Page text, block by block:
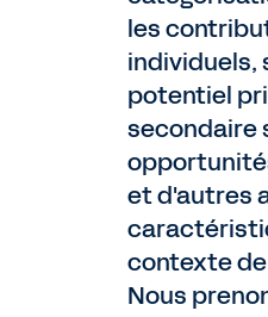
les
individuels,
potentiel
secondaire
et d'autres
contexte
Nous